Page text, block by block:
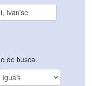
de busca.